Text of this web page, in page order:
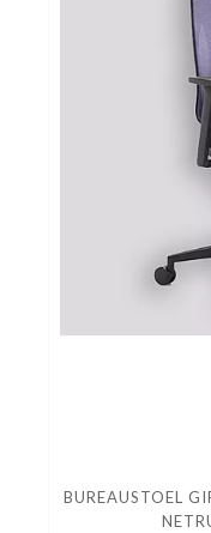
BUREAUSTOEL